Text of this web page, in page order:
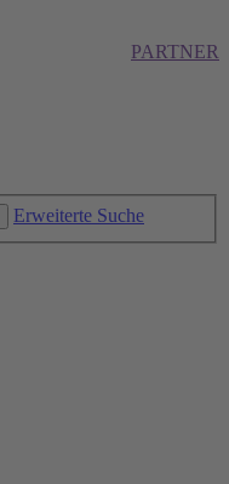
PARTNER
Erweiterte Suche